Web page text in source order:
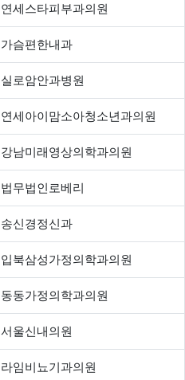
연세스타피부과의원
가슴편한내과
실로암안과병원
연세아이맘소아청소년과의원
강남미래영상의학과의원
법무법인로베리
송신경정신과
입북삼성가정의학과의원
동동가정의학과의원
서울신내의원
라임비뇨기과의원